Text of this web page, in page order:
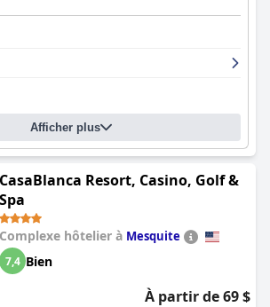
Afficher plus
CasaBlanca Resort, Casino, Golf &
Spa
Complexe hôtelier à Mesquite
7,4 Bien
À partir de 69 $